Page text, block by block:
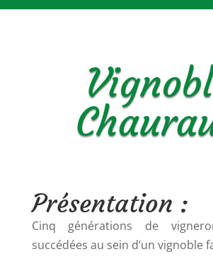
Présentation :
Cinq générations de
succédées au sein d’un vignoble